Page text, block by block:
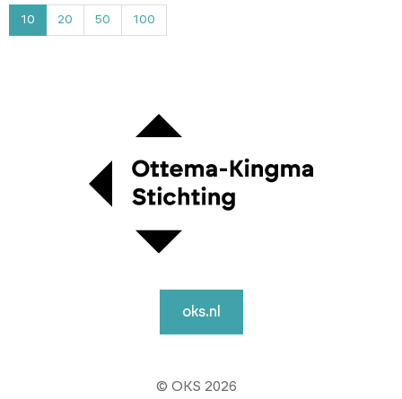
10 20 50 100
oks.nl
© OKS 2026